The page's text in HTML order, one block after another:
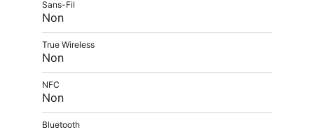
Sans-Fil
Non
True Wireless
Non
NFC
Non
Bluetooth